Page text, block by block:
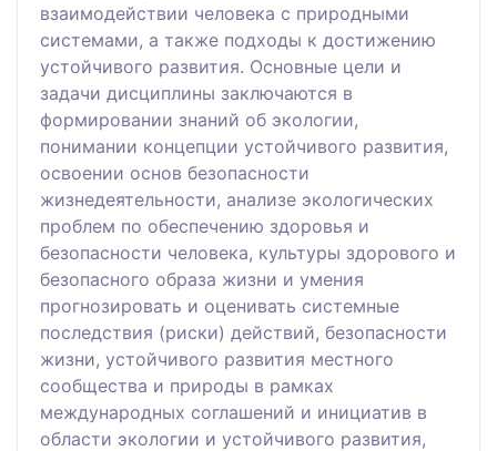
взаимодействии человека с природными
системами, а также подходы к достижению
устойчивого развития. Основные цели и
задачи дисциплины заключаются в
формировании знаний об экологии,
понимании концепции устойчивого развития,
освоении основ безопасности
жизнедеятельности, анализе экологических
проблем по обеспечению здоровья и
безопасности человека, культуры здорового и
безопасного образа жизни и умения
прогнозировать и оценивать системные
последствия (риски) действий, безопасности
жизни, устойчивого развития местного
сообщества и природы в рамках
международных соглашений и инициатив в
области экологии и устойчивого развития,